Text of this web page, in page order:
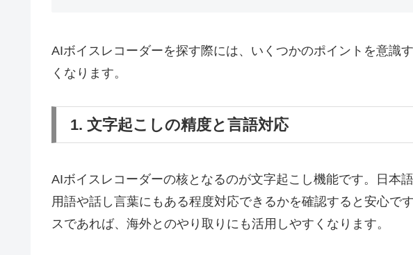
AIボイスレコーダーを探す際には、いくつかのポイントを意識
くなります。
1. 文字起こしの精度と言語対応
AIボイスレコーダーの核となるのが文字起こし機能です。日本
用語や話し言葉にもある程度対応できるかを確認すると安心で
スであれば、海外とのやり取りにも活用しやすくなります。